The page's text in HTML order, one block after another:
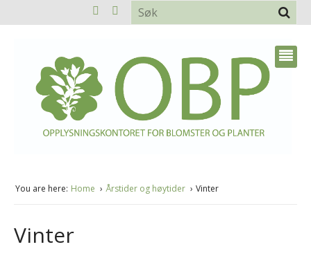
You are here: Home Årstider og høytider Vinter
Vinter